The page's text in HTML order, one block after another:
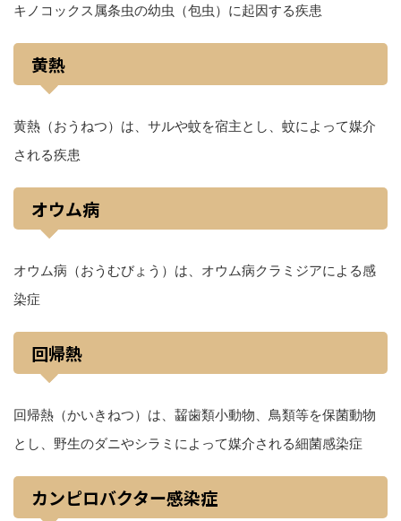
キノコックス属条虫の幼虫（包虫）に起因する疾患
黄熱
黄熱（おうねつ）は、サルや蚊を宿主とし、蚊によって媒介
される疾患
オウム病
オウム病（おうむびょう）は、オウム病クラミジアによる感
染症
回帰熱
回帰熱（かいきねつ）は、齧歯類小動物、鳥類等を保菌動物
とし、野生のダニやシラミによって媒介される細菌感染症
カンピロバクター感染症